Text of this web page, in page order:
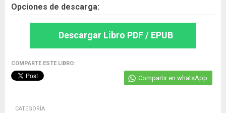
Opciones de descarga:
Descargar Libro PDF / EPUB
COMPARTE ESTE LIBRO:
Compartir en whatsApp
CATEGORÍA